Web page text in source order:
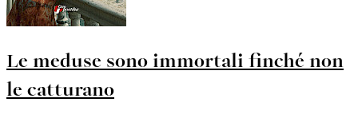
Le meduse sono immortali finché non
le catturano